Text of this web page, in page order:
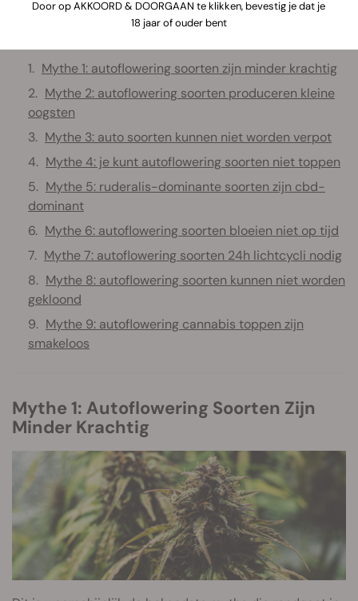
artikelen, volg de RQS cannabis blog.
Mythe 1: autoflowering soorten zijn minder krachtig
Mythe 2: autoflowering soorten produceren kleine
oogsten
Mythe 3: auto soorten kunnen niet worden verpot
Mythe 4: je kunt autoflowering soorten niet toppen
Mythe 5: ruderalis-dominante soorten zijn cbd-
dominant
Mythe 6: autoflowering soorten bloeien niet op tijd
Mythe 7: autoflowering soorten 24h lichtcycli nodig
Mythe 8: autoflowering soorten kunnen niet worden
gekloond
Mythe 9: autoflowering cannabis toppen zijn
smakeloos
Mythe 1: Autoflowering Soorten Zijn
Minder Krachtig
Door op AKKOORD & DOORGAAN te klikken, bevestig je dat je
18 jaar of ouder bent